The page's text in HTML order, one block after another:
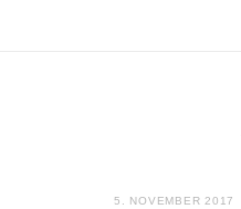
5. NOVEMBER 2017